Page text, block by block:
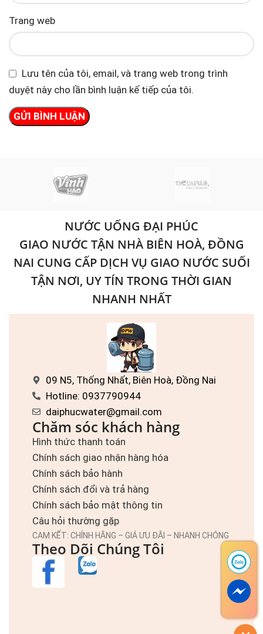
Trang web
Lưu tên của tôi, email, và trang web trong trình
duyệt này cho lần bình luận kế tiếp của tôi.
NƯỚC UỐNG ĐẠI PHÚC
GIAO NƯỚC TẬN NHÀ BIÊN HOÀ, ĐỒNG
NAI CUNG CẤP DỊCH VỤ GIAO NƯỚC SUỐI
TẬN NƠI, UY TÍN TRONG THỜI GIAN
NHANH NHẤT
09 N5, Thống Nhất, Biên Hoà, Đồng Nai
Hotline: 0937790944
daiphucwater@gmail.com
Chăm sóc khách hàng
Hình thức thanh toán
Chính sách giao nhận hàng hóa
Chính sách bảo hành
Chính sách đổi và trả hàng
Chính sách bảo mật thông tin
Câu hỏi thường gặp
CAM KẾT: CHÍNH HÃNG – GIÁ ƯU ĐÃI – NHANH CHÓNG
Theo Dõi Chúng Tôi